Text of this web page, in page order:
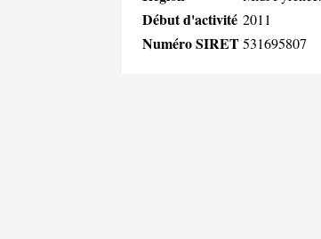
Début d'activité 2011
Numéro SIRET531695807